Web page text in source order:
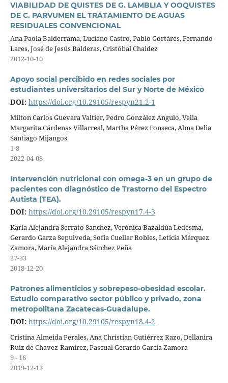
VIABILIDAD DE QUISTES DE G. LAMBLIA Y OOQUISTES
DE C. PARVUMEN EL TRATAMIENTO DE AGUAS
RESIDUALES CONVENCIONAL
Ana Paola Balderrama, Luciano Castro, Pablo Gortáres, Fernando
Lares, José de Jesús Balderas, Cristóbal Chaidez
2012-10-10
Apoyo social percibido en redes sociales por
estudiantes universitarios del Sur y Norte de México
DOI: https://doi.org/10.29105/respyn21.2-1
Milton Carlos Guevara Valtier, Pedro González Angulo, Velia
Margarita Cárdenas Villarreal, Martha Pérez Fonseca, Alma Delia
Santiago Mijangos
1-8
2022-04-08
Intervención nutricional con omega-3 en un grupo de
pacientes con diagnóstico de Trastorno del Espectro
Autista (TEA).
DOI: https://doi.org/10.29105/respyn17.4-3
Karla Alejandra Serrato Sanchez, Verónica Bazaldúa Ledesma,
Gerardo Garza Sepulveda, Sofia Cuellar Robles, Leticia Márquez
Zamora, María Alejandra Sánchez Peña
27-33
2018-12-20
Patrones alimenticios y sobrepeso-obesidad escolar.
Estudio comparativo sector público y privado, zona
metropolitana Zacatecas-Guadalupe.
DOI: https://doi.org/10.29105/respyn18.4-2
Cristina Almeida Perales, Ana Christian Gutiérrez Razo, Dellanira
Ruiz de Chavez-Ramírez, Pascual Gerardo García Zamora
9 - 16
2019-12-13